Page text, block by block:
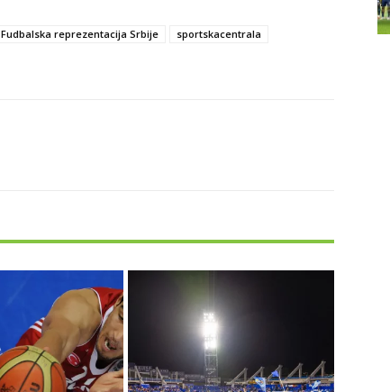
Fudbalska reprezentacija Srbije
sportskacentrala